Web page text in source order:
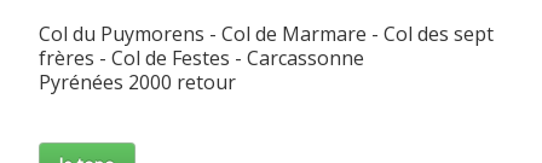
Col du Puymorens - Col de Marmare - Col des sept
frères - Col de Festes - Carcassonne
Pyrénées 2000 retour